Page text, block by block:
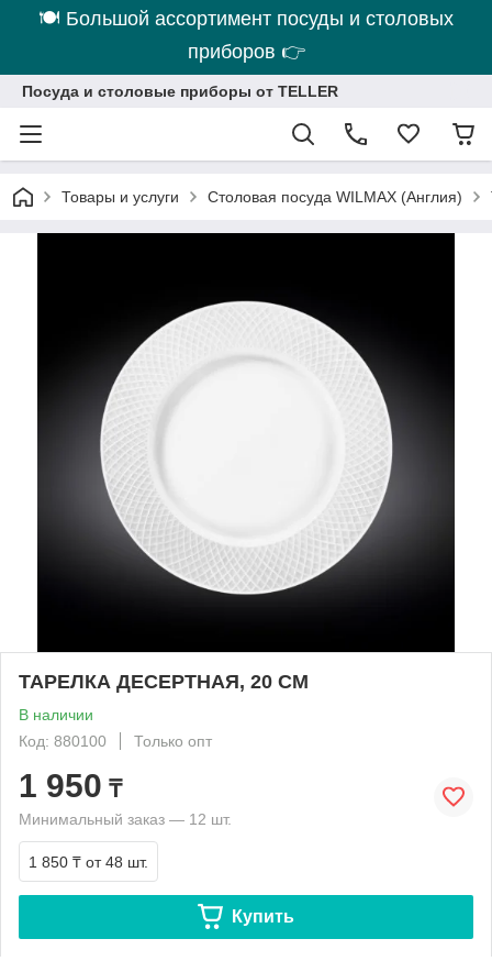
🍽 Большой ассортимент посуды и столовых
приборов 👉
Посуда и столовые приборы от TELLER
Товары и услуги Столовая посуда WILMAX (Англия)
ТАРЕЛКА ДЕСЕРТНАЯ, 20 СМ
В наличии
Код: 880100
Только опт
1 950 ₸
Минимальный заказ — 12 шт.
1 850 ₸ от 48 шт.
Купить